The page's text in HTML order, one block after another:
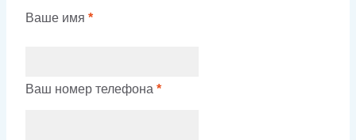
Ваше имя *
Ваш номер телефона *